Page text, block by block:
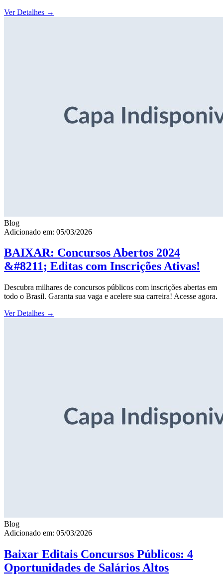
Ver Detalhes →
Blog
Adicionado em: 05/03/2026
BAIXAR: Concursos Abertos 2024
&#8211; Editas com Inscrições Ativas!
Descubra milhares de concursos públicos com inscrições abertas em
todo o Brasil. Garanta sua vaga e acelere sua carreira! Acesse agora.
Ver Detalhes →
Blog
Adicionado em: 05/03/2026
Baixar Editais Concursos Públicos: 4
Oportunidades de Salários Altos